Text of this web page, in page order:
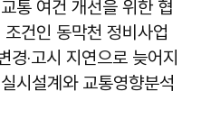
통 여건 개선을 위한 협
건인 동막천 정비사업
‧고시 지연으로 늦어지
시설계와 교통영향분석